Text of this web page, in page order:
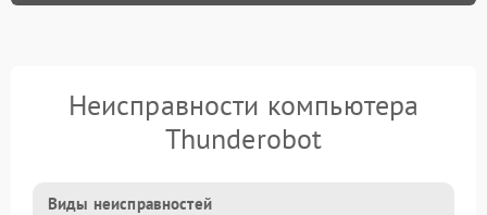
Неисправности компьютера
Thunderobot
Виды неисправностей